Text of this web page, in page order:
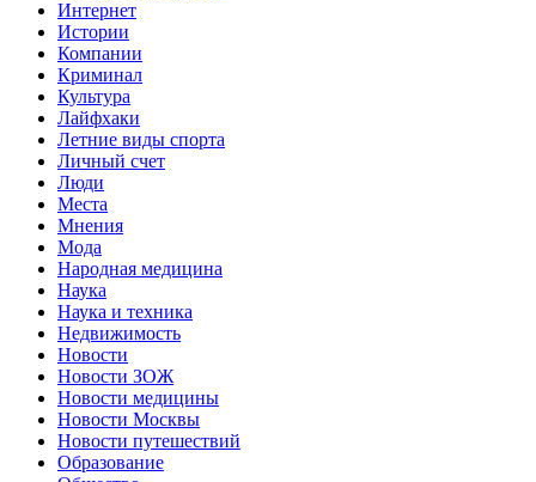
Интернет
Истории
Компании
Криминал
Культура
Лайфхаки
Летние виды спорта
Личный счет
Люди
Места
Мнения
Мода
Народная медицина
Наука
Наука и техника
Недвижимость
Новости
Новости ЗОЖ
Новости медицины
Новости Москвы
Новости путешествий
Образование